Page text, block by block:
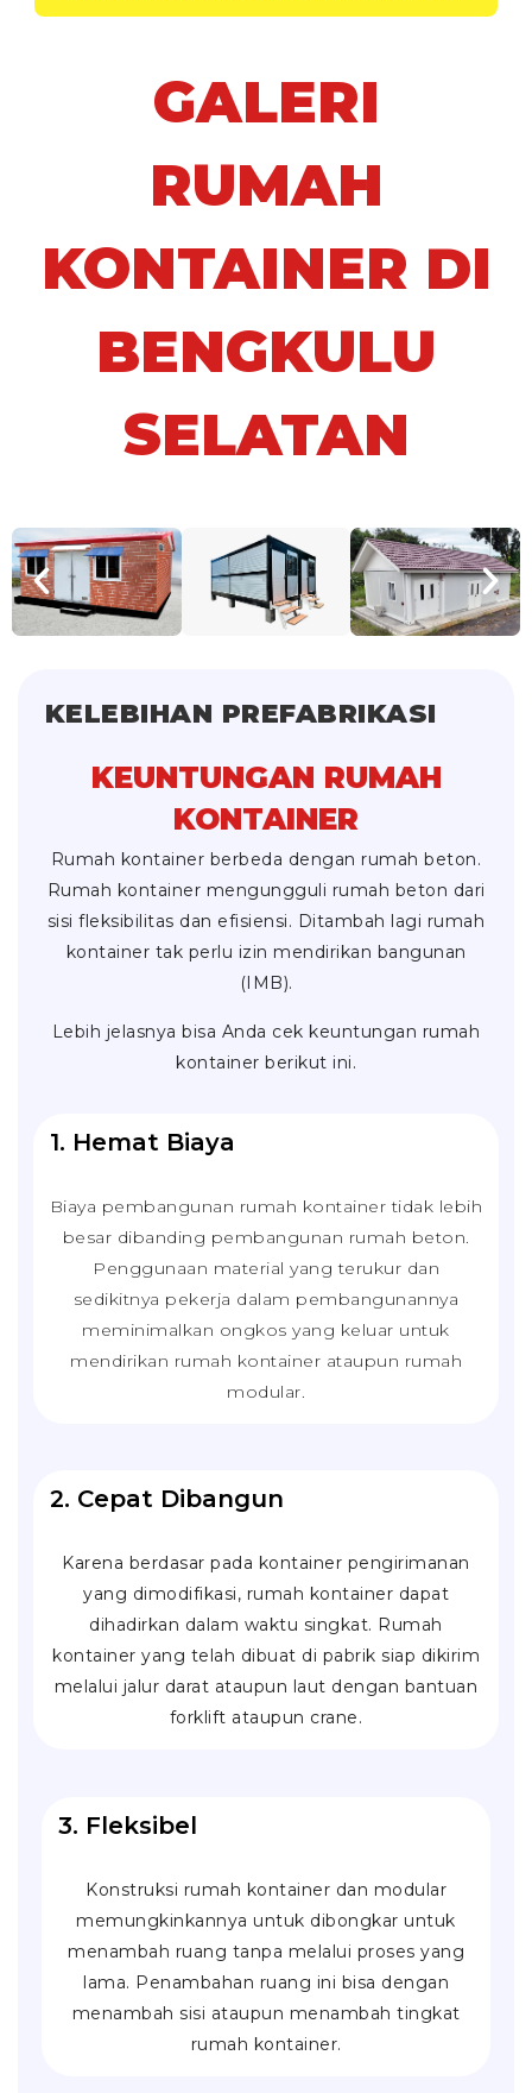
GALERI
RUMAH
KONTAINER DI
BENGKULU
SELATAN
KELEBIHAN PREFABRIKASI
KEUNTUNGAN RUMAH
KONTAINER
Rumah kontainer berbeda dengan rumah beton.
Rumah kontainer mengungguli rumah beton dari
sisi fleksibilitas dan efisiensi. Ditambah lagi rumah
kontainer tak perlu izin mendirikan bangunan
(IMB).
Lebih jelasnya bisa Anda cek keuntungan rumah
kontainer berikut ini.
1. Hemat Biaya
Biaya pembangunan rumah kontainer tidak lebih
besar dibanding pembangunan rumah beton.
Penggunaan material yang terukur dan
sedikitnya pekerja dalam pembangunannya
meminimalkan ongkos yang keluar untuk
mendirikan rumah kontainer ataupun rumah
modular.
2. Cepat Dibangun
Karena berdasar pada kontainer pengirimanan
yang dimodifikasi, rumah kontainer dapat
dihadirkan dalam waktu singkat. Rumah
kontainer yang telah dibuat di pabrik siap dikirim
melalui jalur darat ataupun laut dengan bantuan
forklift ataupun crane.
3. Fleksibel
Konstruksi rumah kontainer dan modular
memungkinkannya untuk dibongkar untuk
menambah ruang tanpa melalui proses yang
lama. Penambahan ruang ini bisa dengan
menambah sisi ataupun menambah tingkat
rumah kontainer.